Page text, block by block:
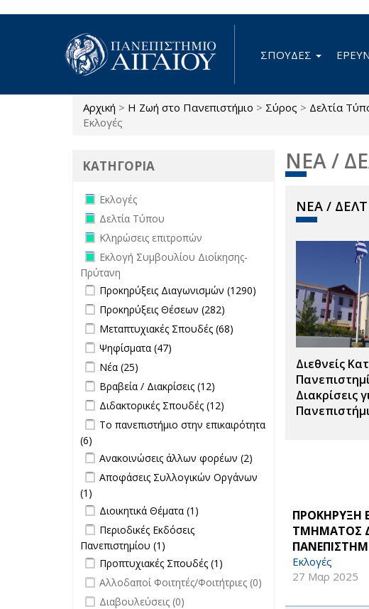
ΣΠΟΥΔΕΣ
Είστε εδώ
Αρχική > Η Ζωή στο Πανεπιστήμιο > Σύρος > Δελτία
Εκλογές
ΝΕΑ /
ΝΕΑ /
Διεθνείς
Διακρίσεις
ΠΡΟΚΗΡΥΞΗ
ΤΜΗΜΑΤΟΣ
Εκλογές
27 Μαρ 2025
ΚΑΤΗΓΟΡΙΑ
Remove Εκλογές filter
Εκλογές
Remove Δελτία Τύπου filter
Δελτία Τύπου
Remove Κληρώσεις επιτροπών filter
Κληρώσεις επιτροπών
Remove Εκλογή Συμβουλίου
Διοίκησης-Πρύτανη filter
Εκλογή Συμβουλίου Διοίκησης-
Πρύτανη
Apply Προκηρύξεις Διαγωνισμών
filter
Προκηρύξεις Διαγωνισμών (1290)
Προκηρύξεις
Διαγωνισμών
Apply Προκηρύξεις Θέσεων filter
Προκηρύξεις Θέσεων (282)
Θέσεων
Apply Μεταπτυχιακές Σπουδές filter
Μεταπτυχιακές Σπουδές (68)
Μεταπτυχιακές
Apply Ψηφίσματα filter
Ψηφίσματα (47)
Apply Νέα filter
Νέα (25)
Apply Βραβεία / Διακρίσεις filter
Βραβεία / Διακρίσεις (12)
Διακρίσεις
filter
Apply Διδακτορικές Σπουδές filter
Διδακτορικές Σπουδές (12)
Σπουδές
Apply Το πανεπιστήμιο στην
επικαιρότητα filter
Το πανεπιστήμιο στην επικαιρότητα
(6)
επικαιρότητα filter
Apply Ανακοινώσεις άλλων φορέων
filter
Ανακοινώσεις άλλων φορέων (2)
άλλων
Apply Αποφάσεις Συλλογικών
Οργάνων filter
Αποφάσεις Συλλογικών Οργάνων
(1)
Οργάνων filter
Apply Διοικητικά Θέματα filter
Διοικητικά Θέματα (1)
Apply Περιοδικές Εκδόσεις
Πανεπιστημίου filter
Περιοδικές Εκδόσεις
Πανεπιστημίου (1)
Εκδόσεις
Πανεπιστημίου filter
Apply Προπτυχιακές Σπουδές filter
Προπτυχιακές Σπουδές (1)
Σπουδές filter
undefined
Αλλοδαποί Φοιτητές/Φοιτήτριες (0)
undefined
Διαβουλεύσεις (0)